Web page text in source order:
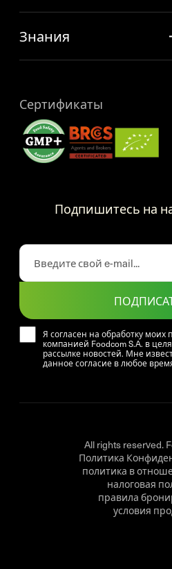
Знания
Сертификаты
Подпишитесь на
Я согласен на обработку
компанией Foodcom S.A. в
рассылке новостей. Мне
данное согласие в любое
All rights reserved.
Политика
политика в
налоговая
правила
условия